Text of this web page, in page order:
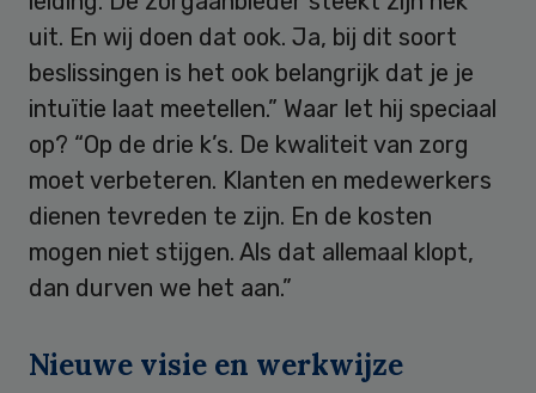
uit. En wij doen dat ook. Ja, bij dit soort
beslissingen is het ook belangrijk dat je je
intuïtie laat meetellen.” Waar let hij speciaal
op? “Op de drie k’s. De kwaliteit van zorg
moet verbeteren. Klanten en medewerkers
dienen tevreden te zijn. En de kosten
mogen niet stijgen. Als dat allemaal klopt,
dan durven we het aan.”
Nieuwe visie en werkwijze